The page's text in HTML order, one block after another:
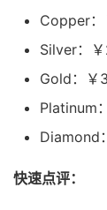
Copper：
Silver：
Gold：￥
Platinum
Diamond
快速点评：